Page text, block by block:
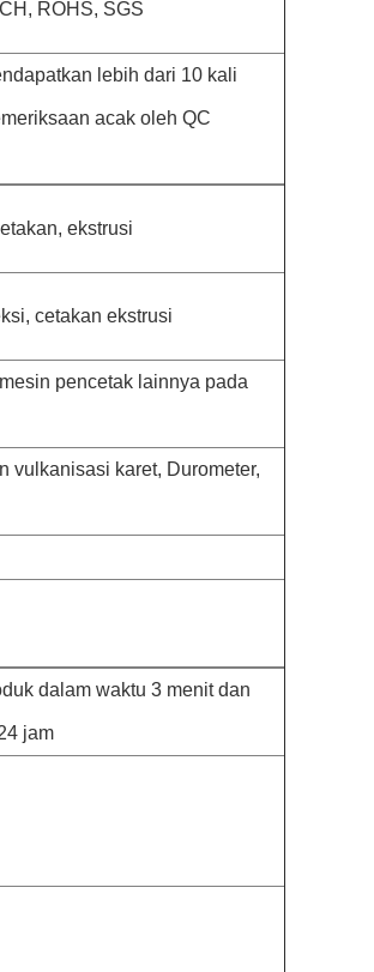
ROHS, SGS
lebih dari 10 kali
acak oleh QC
ekstrusi
cetakan ekstrusi
pencetak lainnya pada
vulkanisasi karet, Durometer,
dalam waktu 3 menit dan
jam